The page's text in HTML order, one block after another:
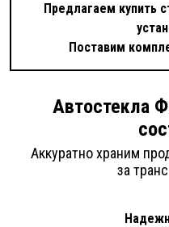
Предлагаем купить
Поставим
Автостекла
Аккуратно храним
за